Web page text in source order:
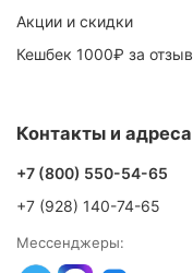
Акции и скидки
Кешбек 1000₽ за отзыв
Контакты и адреса
+7 (800) 550-54-65
+7 (928) 140-74-65
Мессенджеры: